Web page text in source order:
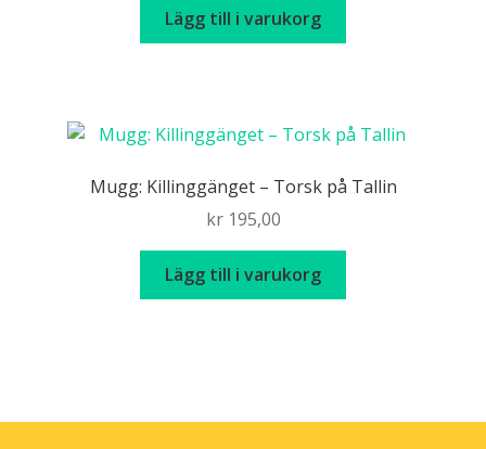
Lägg till i varukorg
Mugg: Killinggänget – Torsk på Tallin
kr195,00
Lägg till i varukorg